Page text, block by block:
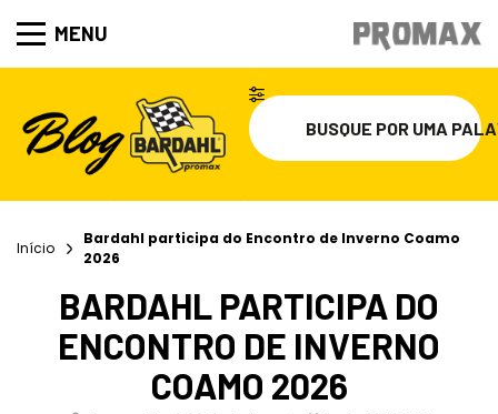
MENU
Início
Bardahl participa do Encontro de Inverno Coamo
2026
BARDAHL PARTICIPA DO
ENCONTRO DE INVERNO
COAMO 2026